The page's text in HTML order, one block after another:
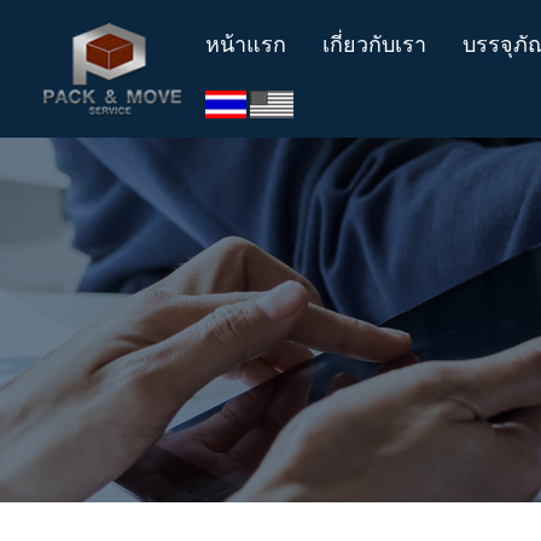
หน้าแรก เกี่ยวกับเรา บรรจุภั